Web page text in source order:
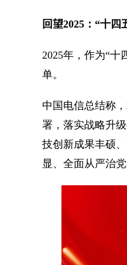
回望2025：“十
2025年，作为“
单。
中国电信总结称
署，落实战略升
技创新成果丰硕
显、全面从严治党